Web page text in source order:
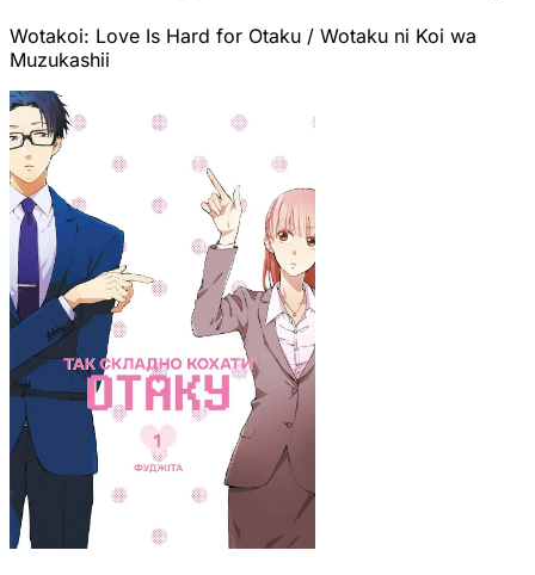
Wotakoi: Love Is Hard for Otaku / Wotaku ni Koi wa
Muzukashii